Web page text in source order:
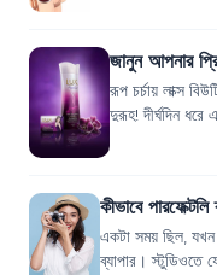
জানুন আপনার
রূপ চর্চায় লাক্স
দুরূহ! দীর্ঘদিন ধরে
কীভাবে
একটা সময় ছিল, যখন
ব্যাপার। স্টুডিওতে